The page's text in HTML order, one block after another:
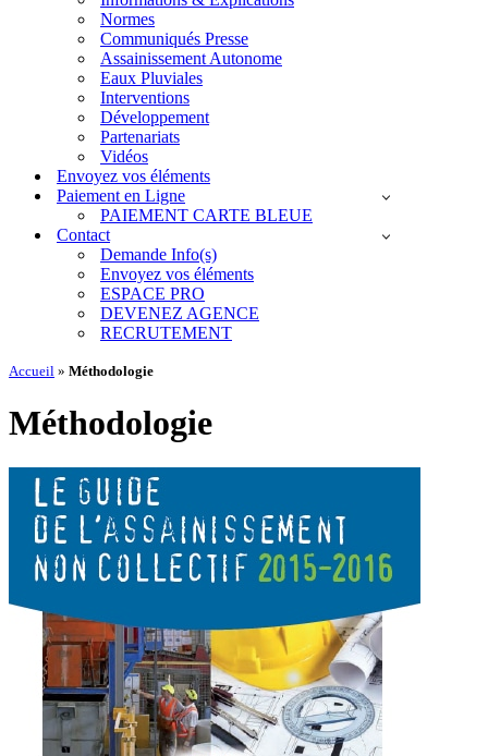
Normes
Communiqués Presse
Assainissement Autonome
Eaux Pluviales
Interventions
Développement
Partenariats
Vidéos
Envoyez vos éléments
Paiement en Ligne
PAIEMENT CARTE BLEUE
Contact
Demande Info(s)
Envoyez vos éléments
ESPACE PRO
DEVENEZ AGENCE
RECRUTEMENT
Accueil » Méthodologie
Méthodologie